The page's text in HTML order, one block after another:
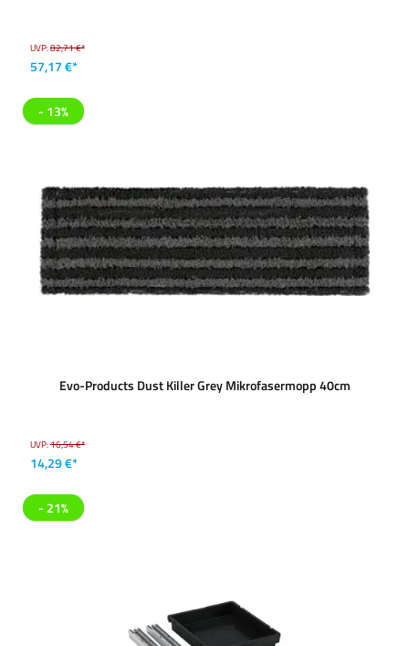
UVP:82,71 €*
57,17 €*
- 13%
Evo-Products Dust Killer Grey Mikrofasermopp 40cm
UVP:16,54 €*
14,29 €*
- 21%